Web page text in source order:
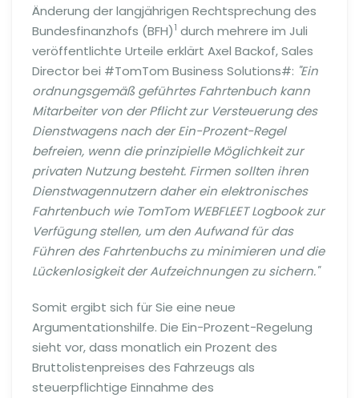
Änderung der langjährigen Rechtsprechung des
Bundesfinanzhofs (BFH)1 durch mehrere im Juli
veröffentlichte Urteile erklärt Axel Backof, Sales
Director bei #TomTom Business Solutions#: "Ein
ordnungsgemäß geführtes Fahrtenbuch kann
Mitarbeiter von der Pflicht zur Versteuerung des
Dienstwagens nach der Ein-Prozent-Regel
befreien, wenn die prinzipielle Möglichkeit zur
privaten Nutzung besteht. Firmen sollten ihren
Dienstwagennutzern daher ein elektronisches
Fahrtenbuch wie TomTom WEBFLEET Logbook zur
Verfügung stellen, um den Aufwand für das
Führen des Fahrtenbuchs zu minimieren und die
Lückenlosigkeit der Aufzeichnungen zu sichern."
Somit ergibt sich für Sie eine neue
Argumentationshilfe. Die Ein-Prozent-Regelung
sieht vor, dass monatlich ein Prozent des
Bruttolistenpreises des Fahrzeugs als
steuerpflichtige Einnahme des